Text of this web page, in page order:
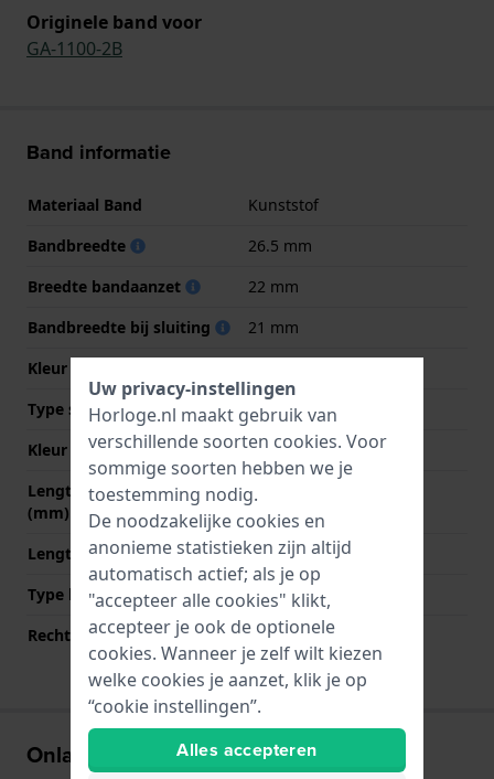
Originele band voor
GA-1100-2B
Band informatie
Materiaal Band
Kunststof
Bandbreedte
26.5 mm
Breedte bandaanzet
22 mm
Bandbreedte bij sluiting
21 mm
Kleur Band
Type sluiting
Gesp
Kleur sluiting
Zilver
Lengte band op 12 uur
(mm)
70 mm
Lengte band op 6 uur (mm) 135 mm
Type bevestiging
Bandpennen
Rechte bandaanzet
Nee
Onlangs bekeken
Uw privacy-instellingen
Horloge.nl maakt gebruik van
verschillende soorten cookies. Voor
sommige soorten hebben we je
toestemming nodig.
De noodzakelijke cookies en
anonieme statistieken zijn altijd
automatisch actief; als je op
"accepteer alle cookies" klikt,
accepteer je ook de optionele
cookies. Wanneer je zelf wilt kiezen
welke cookies je aanzet, klik je op
“cookie instellingen”.
Alles accepteren